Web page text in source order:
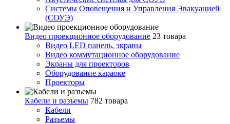
Системы Оповещения и Управления Эвакуацией
(СОУЭ)
Видео проекционное оборудование 23 товара
Видео LED панель, экраны
Видео коммутационное оборудование
Экраны для проекторов
Оборудование караоке
Проекторы
Кабели и разъемы 782 товара
Кабели
Разъемы